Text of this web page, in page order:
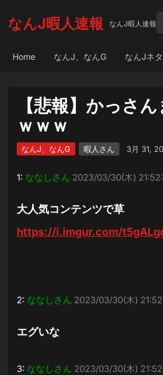
なんJ暇人速報 なんJ暇人速報
Home なんJ、なんG なんJネタ
【悲報】かっさ
ｗｗｗ
なんJ、なんG 暇人さん 3月 31,
1: ななしさん 2023/03/30(木)
大人気コンテンツで草
https://i.imgur.com/
2: ななしさん 2023/03/30(木)
エグいな
3: ななしさん 2023/03/30(木)